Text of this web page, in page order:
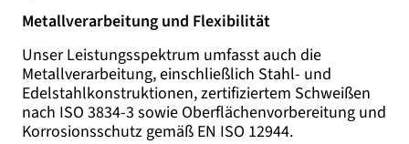
Metallverarbeitung und Flexibilität
Unser Leistungsspektrum umfasst auch die
Metallverarbeitung, einschließlich Stahl- und
Edelstahlkonstruktionen, zertifiziertem Schweißen
nach ISO 3834-3 sowie Oberflächenvorbereitung und
Korrosionsschutz gemäß EN ISO 12944.